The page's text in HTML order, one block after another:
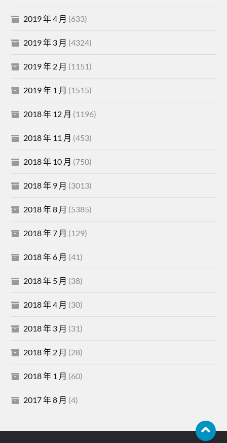
2019 年 4 月 (633)
2019 年 3 月 (4324)
2019 年 2 月 (1151)
2019 年 1 月 (1515)
2018 年 12 月 (1196)
2018 年 11 月 (453)
2018 年 10 月 (750)
2018 年 9 月 (3013)
2018 年 8 月 (5385)
2018 年 7 月 (129)
2018 年 6 月 (41)
2018 年 5 月 (38)
2018 年 4 月 (30)
2018 年 3 月 (31)
2018 年 2 月 (28)
2018 年 1 月 (60)
2017 年 8 月 (4)